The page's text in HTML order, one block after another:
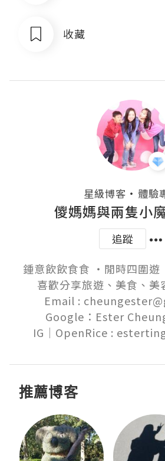
收藏
星級博客 ・ 體驗
儍媽媽與兩隻小
追蹤
鍾意飲飲食食 ‧閒時四圍
喜歡分享旅遊、美食、美
Email :
Google：Ester
推薦博客